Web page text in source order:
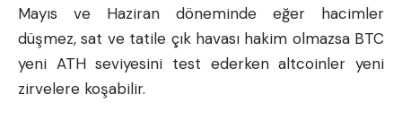
Mayıs ve Haziran döneminde eğer hacimler
düşmez, sat ve tatile çık havası hakim olmazsa BTC
yeni ATH seviyesini test ederken altcoinler yeni
zirvelere koşabilir.